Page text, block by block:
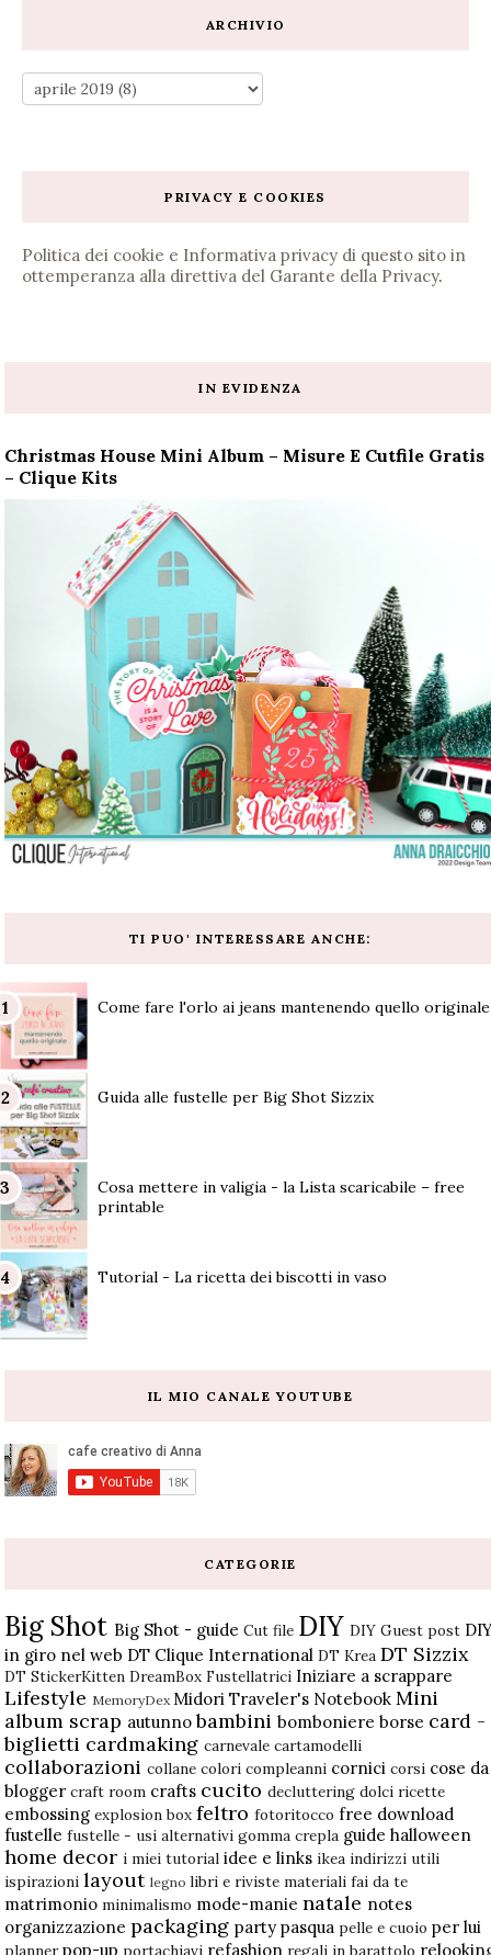
ARCHIVIO
PRIVACY E COOKIES
Politica dei cookie e Informativa privacy di questo sito in
ottemperanza alla direttiva del Garante della Privacy.
IN EVIDENZA
Christmas House Mini Album – Misure E Cutfile Gratis
– Clique Kits
TI PUO' INTERESSARE ANCHE:
Come fare l'orlo ai jeans mantenendo quello originale
Guida alle fustelle per Big Shot Sizzix
Cosa mettere in valigia - la Lista scaricabile – free
printable
Tutorial - La ricetta dei biscotti in vaso
IL MIO CANALE YOUTUBE
CATEGORIE
Big Shot Big Shot - guide Cut file DIY DIY Guest post
in giro nel web DT Clique International DT Krea DT Sizzix
DT StickerKitten DreamBox Fustellatrici Iniziare a scrappare
Lifestyle MemoryDex Midori Traveler's Notebook Mini
album scrap autunno bambini bomboniere borse card -
biglietti cardmaking carnevale cartamodelli
collaborazioni collane colori compleanni cornici corsi cose da
blogger craft room crafts cucito decluttering dolci ricette
embossing explosion box feltro fotoritocco free download
fustelle fustelle - usi alternativi gomma crepla guide halloween
home decor i miei tutorial idee e links ikea indirizzi utili
ispirazioni layout legno libri e riviste materiali fai da te
matrimonio minimalismo mode-manie natale notes
organizzazione packaging party pasqua pelle e cuoio per lui
planner pop-up portachiavi refashion regali in barattolo